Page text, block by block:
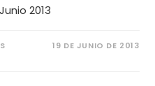
2013
19 DE JUNIO DE 2013